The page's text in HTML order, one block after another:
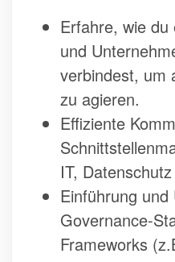
Erfahre, wie du
und
verbindest, um
zu agieren.
Effiziente
IT,
Einführung
Governance-
Frameworks